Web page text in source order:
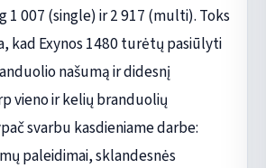
1 007 (single) ir 2 917 (multi). Toks
kad Exynos 1480 turėtų pasiūlyti
našumą ir didesnį
vieno ir kelių branduolių
svarbu kasdieniame darbe:
paleidimai, sklandesnės